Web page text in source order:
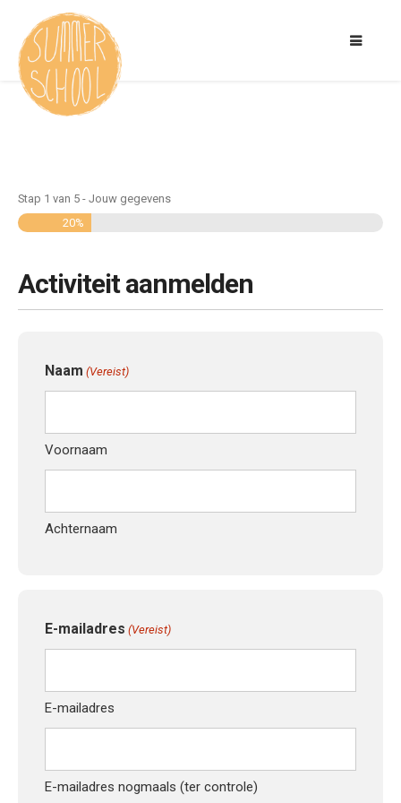
Stap 1 van 5 - Jouw gegevens
20%
Activiteit aanmelden
Naam (Vereist)
Voornaam
Achternaam
E-mailadres (Vereist)
E-mailadres
E-mailadres nogmaals (ter controle)